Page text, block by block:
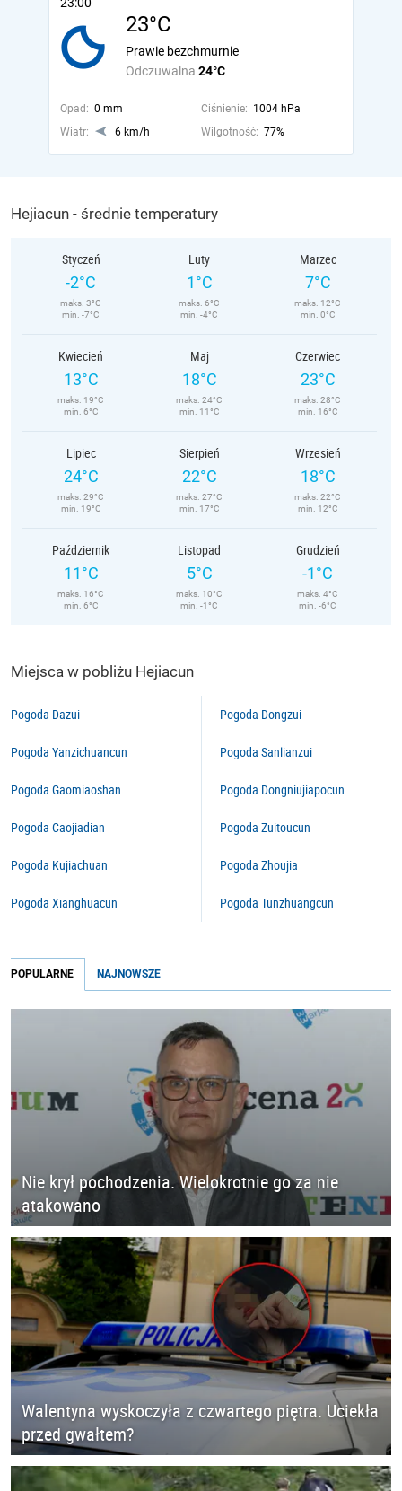
23°C
Odczuwalna 24°C
Prawie bezchmurnie
Opad: 0 mm Ciśnienie: 1004 hPa
Wiatr:
6 km/h Wilgotność: 77%
Hejiacun - średnie temperatury
Styczeń
-2°C
maks. 3°C
min. -7°C
Luty
1°C
maks. 6°C
min. -4°C
Marzec
7°C
maks. 12°C
min. 0°C
Kwiecień
13°C
maks. 19°C
min. 6°C
Maj
18°C
maks. 24°C
min. 11°C
Czerwiec
23°C
maks. 28°C
min. 16°C
Lipiec
24°C
maks. 29°C
min. 19°C
Sierpień
22°C
maks. 27°C
min. 17°C
Wrzesień
18°C
maks. 22°C
min. 12°C
Październik
11°C
maks. 16°C
min. 6°C
Listopad
5°C
maks. 10°C
min. -1°C
Grudzień
-1°C
maks. 4°C
min. -6°C
Miejsca w pobliżu Hejiacun
Pogoda Dazui
Pogoda Yanzichuancun
Pogoda Gaomiaoshan
Pogoda Caojiadian
Pogoda Kujiachuan
Pogoda Xianghuacun
Pogoda Dongzui
Pogoda Sanlianzui
Pogoda Dongniujiapocun
Pogoda Zuitoucun
Pogoda Zhoujia
Pogoda Tunzhuangcun
POPULARNE NAJNOWSZE
Nie krył pochodzenia. Wielokrotnie go za nie
atakowano
Walentyna wyskoczyła z czwartego piętra. Uciekła
przed gwałtem?